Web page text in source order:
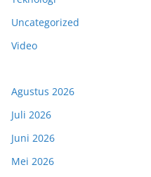
Uncategorized
Video
Agustus 2026
Juli 2026
Juni 2026
Mei 2026